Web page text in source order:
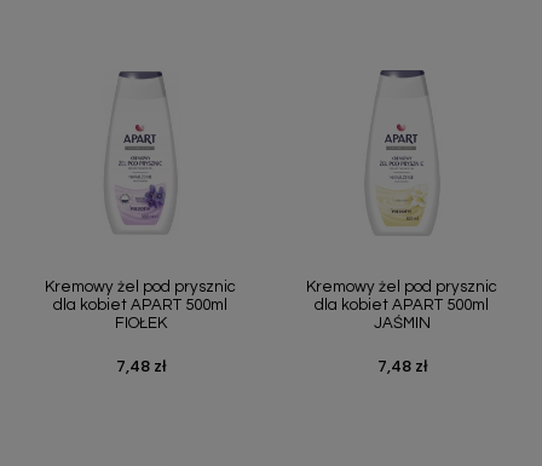
Kremowy żel pod prysznic
dla kobiet APART 500ml
FIOŁEK
Cena
7,48 zł
Kremowy żel pod prysznic
dla kobiet APART 500ml
JAŚMIN
Cena
7,48 zł